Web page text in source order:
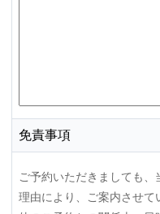
免責事項
ご予約いただきましても
理由により、ご案内させて